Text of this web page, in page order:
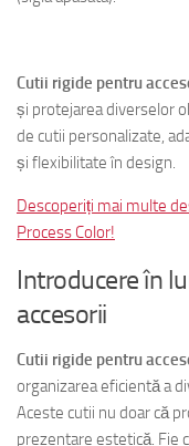
Cutii rigide pentru
și protejarea diverselor
de cutii personalizate,
și flexibilitate în design.
Descoperiți mai multe
Process Color!
Introducere în
accesorii
Cutii rigide pentru
organizarea eficientă a
Aceste cutii nu doar că
prezentare estetică. Fie